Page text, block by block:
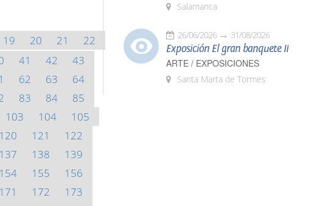
19 20 21
22
41 42
43
62 63
64
83 84
85
103 104
105
120 121
122
137 138
139
154 155
156
171 172
173
Salamanca
26/06/2026 31/08/2026
Exposición El gran banquete II
ARTE / EXPOSICIONES
Santa Marta de Tormes